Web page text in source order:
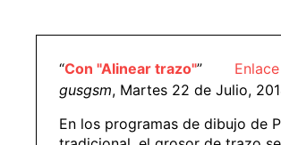
“Con "Alinear trazo"”
gusgsm, Martes 22 de Julio,
En los programas de dibujo de